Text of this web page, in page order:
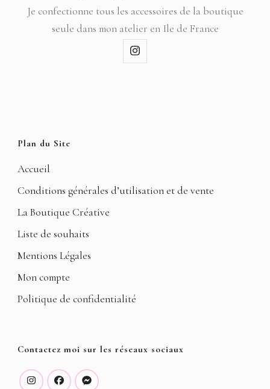
Je confectionne tous les accessoires de la boutique
seule dans mon atelier en Ile de France
Plan du Site
Accueil
Conditions générales d’utilisation et de vente
La Boutique Créative
Liste de souhaits
Mentions Légales
Mon compte
Politique de confidentialité
Contactez moi sur les réseaux sociaux